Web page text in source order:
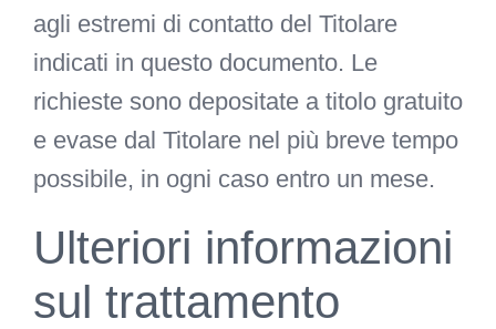
agli estremi di contatto del Titolare
indicati in questo documento. Le
richieste sono depositate a titolo gratuito
e evase dal Titolare nel più breve tempo
possibile, in ogni caso entro un mese.
Ulteriori informazioni
sul trattamento